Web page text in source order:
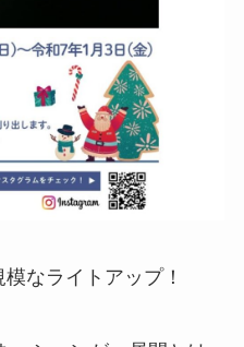
なライトアップ！